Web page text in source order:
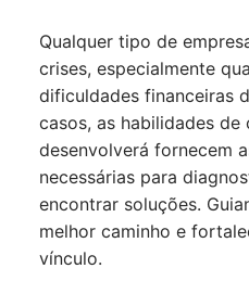
Qualquer tipo de
crises, especialmente
dificuldades financeiras
casos, as habilidades
desenvolverá fornecem
necessárias para
encontrar soluções.
melhor caminho e
vínculo.